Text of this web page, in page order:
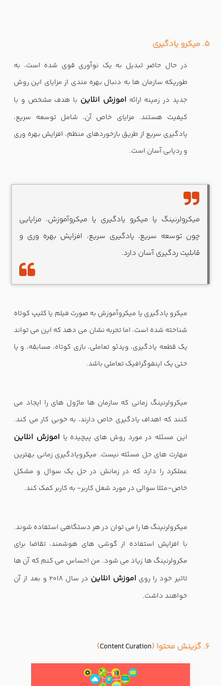
5. میکرو یادگیری
در حال حاضر تبدیل به یک نوآوری قوی شده است، به
طوریکه سازمان ها به دنبال بهره مندی از مزایای این روش
جدید در زمینه ارائهاموزش انلاین با هدف مشخص و با
کیفیت هستند. مزایای خاص آن، شامل توسعه سریع،
یادگیری سریع از طریق بازخوردهای منظم، افزایش بهره وری
و ردیابی آسان است.
میکرولرنینگ یا میکرو یادگیری یا میکروآموزش، مزایایی
چون توسعه سریع، یادگیری سریع، افزایش بهره وری و
قابلیت ردگیری آسان دارد.
میکرو یادگیری یا میکروآموزش به صورت فیلم یا کلیپ کوتاه
شناخته شده است، اما تجربه نشان می دهد که این می تواند
یک قطعه یادگیری، ویدئو تعاملی، بازی کوتاه، مسابقه، و یا
حتی یک اینفوگرافیک تعاملی باشد.
میکرولرنینگ زمانی که سازمان ها ماژول های را ایجاد می
کنند که اهداف یادگیری خاص دارند، به خوبی کار می کند.
این مسئله در مورد روش های پیچیده یا اموزش انلاین
مهارت های حل مسئله نیست. میکرویادگیری زمانی بهترین
عملکرد را دارد که در زمانش در حل یک سوال و مشکل
خاص-مثلا سوالی در مورد شغل کاربر- به کاربر کمک کند.
میکرولرنینگ ها را می توان در هر دستگاهی استفاده شوند.
با افزایش استفاده از گوشی های هوشمند، تقاضا برای
مکرولرنینگ ها زیاد می شود. من احساس می کنم که آن ها
تاثیر خود را روی اموزش انلاین
در سال 2018 و بعد از آن
خواهند داشت.
6. گزینش محتوا ( Content Curation
)